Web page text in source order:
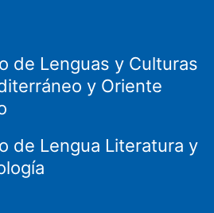
de Lenguas y Culturas
y Oriente
de Lengua Literatura y